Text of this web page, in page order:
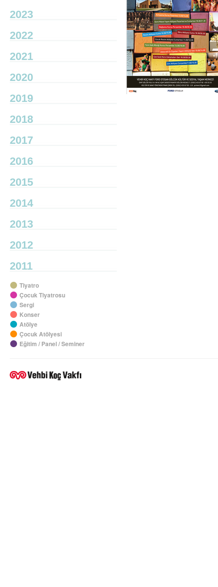
2023
2022
2021
2020
2019
2018
2017
2016
2015
2014
2013
2012
2011
Tiyatro
Çocuk Tiyatrosu
Sergi
Konser
Atölye
Çocuk Atölyesi
Eğitim / Panel / Seminer